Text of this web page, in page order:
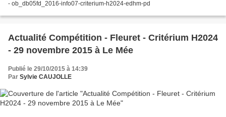
- ob_db05fd_2016-info07-criterium-h2024-edhm-pd
Actualité Compétition - Fleuret - Critérium H2024
- 29 novembre 2015 à Le Mée
Publié le 29/10/2015 à 14:39
Par Sylvie CAUJOLLE